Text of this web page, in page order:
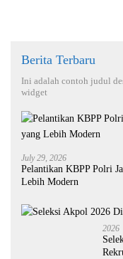
Berita Terbaru
Ini adalah contoh judul
widget
July 29, 2026
Pelantikan KBPP Polri
Lebih Modern
2026